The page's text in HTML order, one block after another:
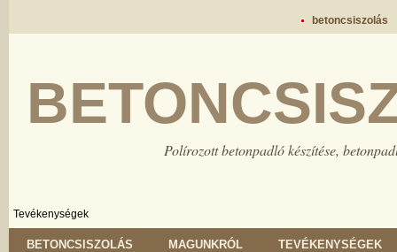
betoncsiszolás
Polírozott betonpadló készítése,
Tevékenységek
BETONCSISZOLÁS MAGUNKRÓL TEVÉKENYSÉGEK